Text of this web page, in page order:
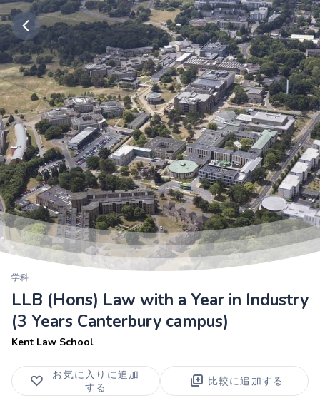
学科
LLB (Hons) Law with a Year in Industry
(3 Years Canterbury campus)
Kent Law School
お気に入りに追加
する
比較に追加する